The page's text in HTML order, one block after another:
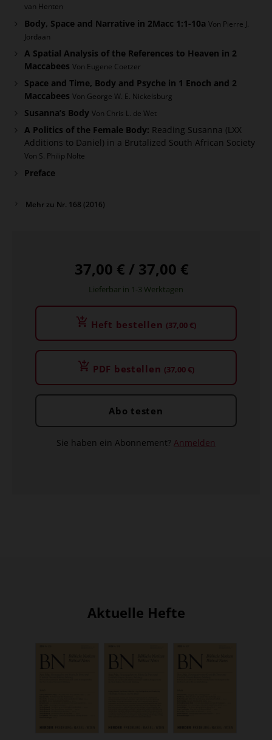
van Henten
Body, Space and Narrative in 2Macc 1:1-10a Von Pierre J.
Jordaan
A Spatial Analysis of the References to Heaven in 2
Maccabees Von Eugene Coetzer
Space and Time, Body and Psyche in 1 Enoch and 2
Maccabees Von George W. E. Nickelsburg
Susanna’s Body Von Chris L. de Wet
A Politics of the Female Body: Reading Susanna (LXX
Additions to Daniel) in a Brutalized South African Society
Von S. Philip Nolte
Preface
Mehr zu Nr. 168 (2016)
37,00 € / 37,00 €
Lieferbar in 1-3 Werktagen
Heft bestellen (37,00 €)
PDF bestellen (37,00 €)
Abo testen
Sie haben ein Abonnement? Anmelden
Aktuelle Hefte